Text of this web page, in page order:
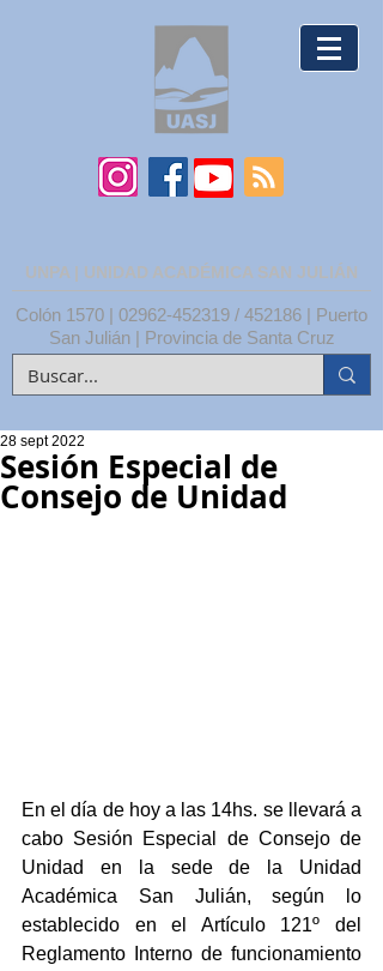
UNPA | UNIDAD ACADÉMICA SAN JULIÁN
Colón 1570 | 02962-452319 / 452186 | Puerto
San Julián | Provincia de Santa Cruz
Sesión Especial de
Consejo de Unidad
28 sept 2022
En el día de hoy a las 14hs. se llevará a
cabo Sesión Especial de Consejo de
Unidad en la sede de la Unidad
Académica San Julián, según lo
establecido en el Artículo 121º del
Reglamento Interno de funcionamiento